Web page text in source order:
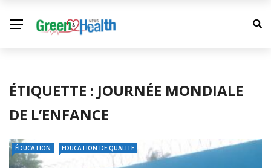
ÉTIQUETTE : JOURNÉE MONDIALE
DE L’ENFANCE
ÉDUCATION EDUCATION DE QUALITE